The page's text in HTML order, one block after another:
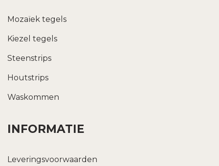
Mozaïek tegels
Kiezel tegels
Steenstrips
Houtstrips
Waskommen
INFORMATIE
Leveringsvoorwaarden